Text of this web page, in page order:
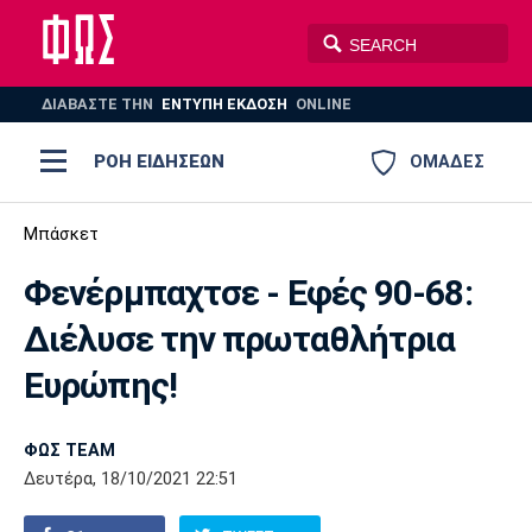
ΔΙΑΒΑΣΤΕ THN ΕΝΤΥΠΗ ΕΚΔΟΣΗ ONLINE
ΟΜΑΔΕΣ
ΡΟΗ ΕΙΔΗΣΕΩΝ
ΠΟΔΟΣΦΑΙΡΟ
ΒΟΛΕΪ ΠΟΛΟ
AUTO-MOTO
Ποδόσφαιρο
Super League 1
Super League 2
Γ Εθνική
Ελλάδα
Μπάσκετ
Ελλάδα
Εθνική
EuroLeague
Ολυμπιακοί Αγώνες
Βόλεϊ
Πόλο
Ολυμπιακός ΑΕΚ ΠΑΟΚ
Παναθηναϊκός Ατρόμητος
Μπάσκετ
Φενέρμπαχτσε - Εφές 90-68:
Διέλυσε την πρωταθλήτρια
Ευρώπης!
ΦΩΣ TEAM
Δευτέρα, 18/10/2021 22:51